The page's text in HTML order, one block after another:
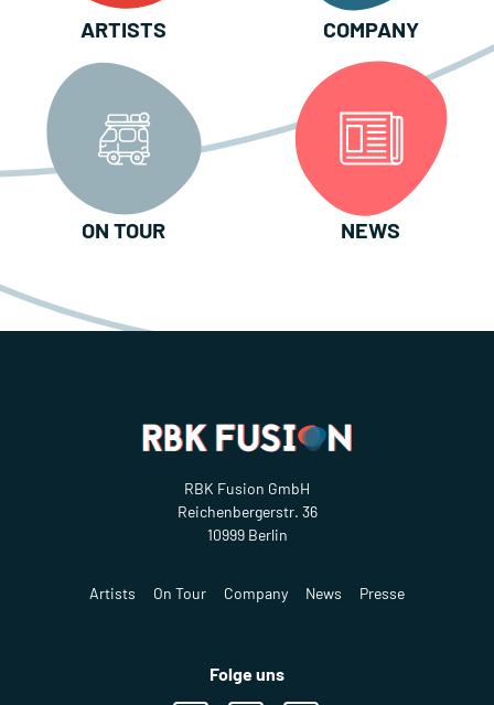
ARTISTS COMPANY
ON TOUR NEWS
RBK Fusion GmbH
Reichenbergerstr. 36
10999 Berlin
Artists On Tour Company News Presse
Folge uns